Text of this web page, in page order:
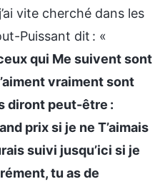
vite cherché dans les
Puissant dit : «
qui Me suivent sont
vraiment sont
diront peut-être :
prix si je ne T’aimais
suivi jusqu’ici si je
tu as de